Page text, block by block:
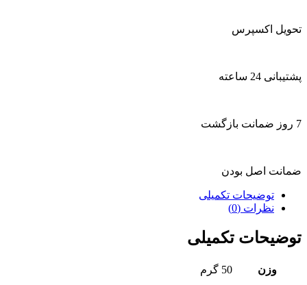
تحویل اکسپرس
پشتیبانی 24 ساعته
7 روز ضمانت بازگشت
ضمانت اصل بودن
توضیحات تکمیلی
نظرات (0)
توضیحات تکمیلی
وزن 50 گرم